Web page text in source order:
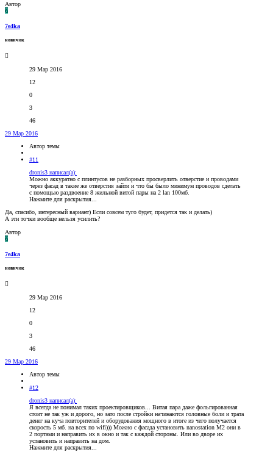
Автор
7
7e4ka
новичок
29 Мар 2016
12
0
3
46
29 Мар 2016
Автор темы
#11
dronis3 написал(а):
Можно аккуратно с плинтусов не разборных просверлить отверстие и проводами
через фасад в такие же отверстия зайти и что бы было минимум проводов сделать
с помощью раздвоение 8 жильной витой пары на 2 lan 100мб.
Нажмите для раскрытия...
Да, спасибо, интересный вариант) Если совсем туго будет, придется так и делать)
А эти точки вообще нельзя усилить?
Автор
7
7e4ka
новичок
29 Мар 2016
12
0
3
46
29 Мар 2016
Автор темы
#12
dronis3 написал(а):
Я всегда не понимал таких проектировщиков... Витая пара даже фольгированная
стоит не так уж и дорого, но зато после стройки начинаются головные боли и трата
денег на куча повторителей и оборудования мощного в итоге из чего получается
скорость 5 мб. на всех по wifi))) Можно с фасада установить nanostation M2 они в
2 портами и направить их в окно и так с каждой стороны. Или во дворе их
установить и направить на дом.
Нажмите для раскрытия...